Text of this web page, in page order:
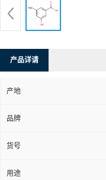
产品详请
产地
品牌
货号
用途